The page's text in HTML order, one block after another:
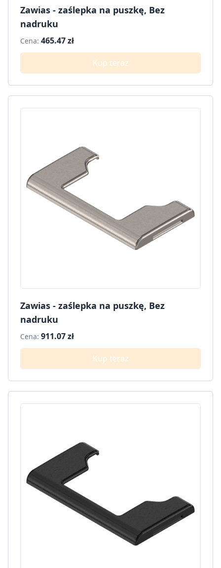
Zawias - zaślepka na puszkę, Bez
nadruku
Cena: 465.47 zł
Kup teraz
Zawias - zaślepka na puszkę, Bez
nadruku
Cena: 911.07 zł
Kup teraz